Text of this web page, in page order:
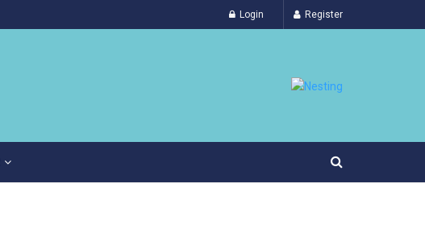
Login Register